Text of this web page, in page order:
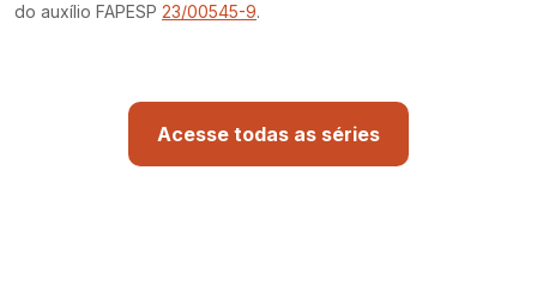
do auxílio FAPESP 23/00545-9.
Acesse todas as séries